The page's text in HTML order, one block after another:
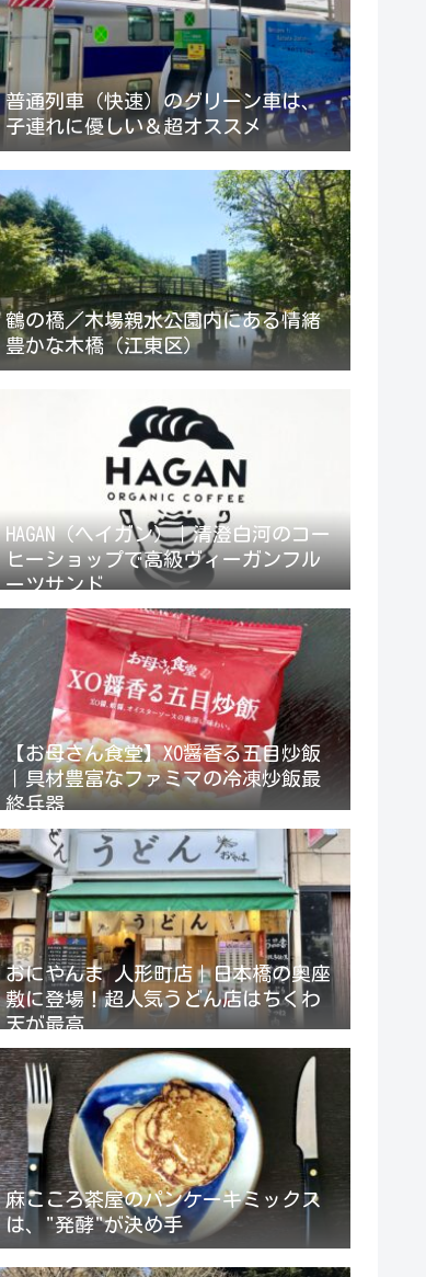
普通列車（快速）のグリーン車は、
子連れに優しい＆超オススメ
鶴の橋／木場親水公園内にある情緒
豊かな木橋（江東区）
HAGAN（ヘイガン）｜清澄白河のコー
ヒーショップで高級ヴィーガンフル
ーツサンド
【お母さん食堂】XO醤香る五目炒飯
｜具材豊富なファミマの冷凍炒飯最
終兵器
おにやんま 人形町店｜日本橋の奥座
敷に登場！超人気うどん店はちくわ
天が最高
麻こころ茶屋のパンケーキミックス
は、"発酵"が決め手